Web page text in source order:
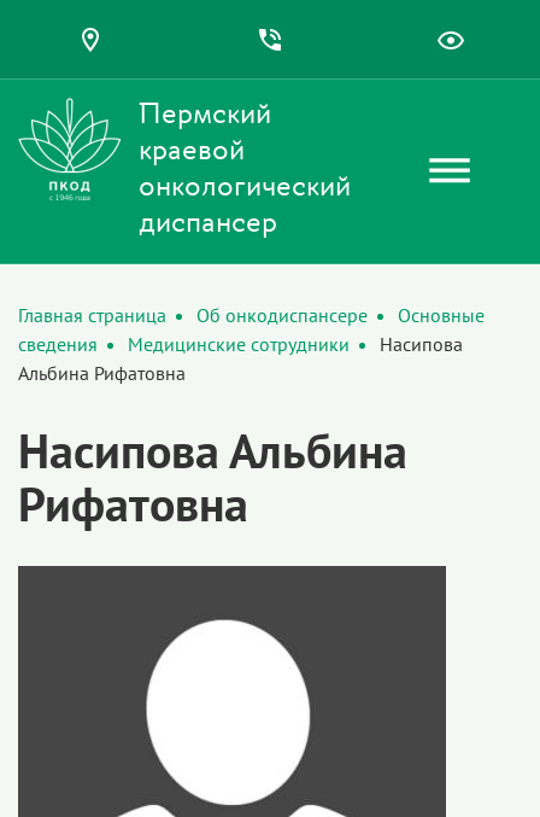
Пермский
краевой
онкологический
диспансер
Главная страница Об онкодиспансере
Основные
сведения
Медицинские сотрудники
Насипова
Альбина Рифатовна
Насипова Альбина
Рифатовна